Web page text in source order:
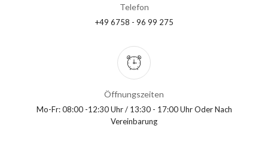
Telefon
+49 6758 - 96 99 275
Öffnungszeiten
Mo-Fr: 08:00 -12:30 Uhr / 13:30 - 17:00 Uhr Oder Nach
Vereinbarung